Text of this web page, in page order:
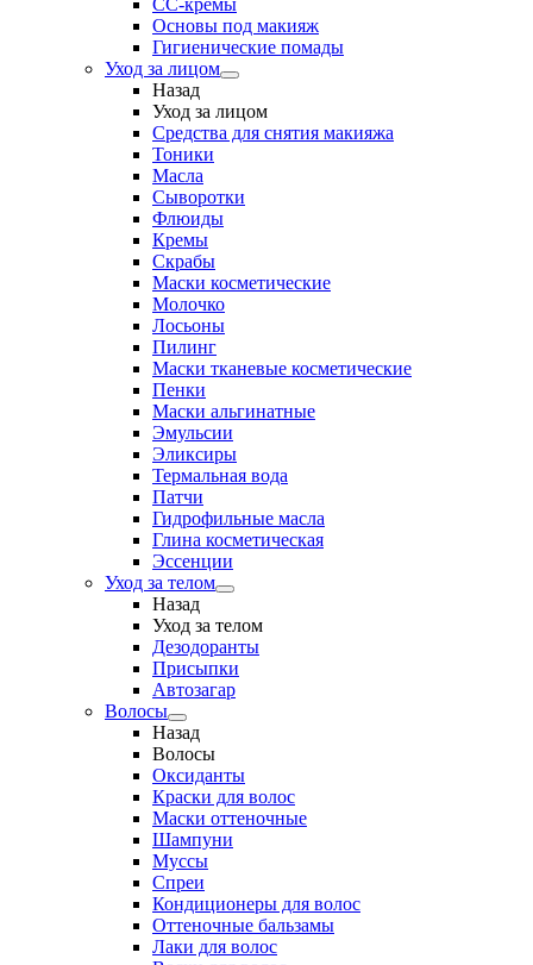
CC-кремы
Основы под макияж
Гигиенические помады
Уход за лицом
Назад
Уход за лицом
Средства для снятия макияжа
Тоники
Масла
Сыворотки
Флюиды
Кремы
Скрабы
Маски косметические
Молочко
Лосьоны
Пилинг
Маски тканевые косметические
Пенки
Маски альгинатные
Эмульсии
Эликсиры
Термальная вода
Патчи
Гидрофильные масла
Глина косметическая
Эссенции
Уход за телом
Назад
Уход за телом
Дезодоранты
Присыпки
Автозагар
Волосы
Назад
Волосы
Оксиданты
Краски для волос
Маски оттеночные
Шампуни
Муссы
Спреи
Кондиционеры для волос
Оттеночные бальзамы
Лаки для волос